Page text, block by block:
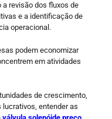
revisão dos fluxos de
e a identificação de
operacional.
podem economizar
em atividades
de crescimento,
entender as